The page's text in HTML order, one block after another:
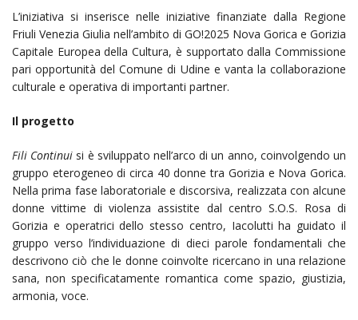
L’iniziativa si inserisce nelle iniziative finanziate dalla Regione
Friuli Venezia Giulia nell’ambito di GO!2025 Nova Gorica e Gorizia
Capitale Europea della Cultura, è supportato dalla Commissione
pari opportunità del Comune di Udine e vanta la collaborazione
culturale e operativa di importanti partner.
Il progetto
Fili Continui si è sviluppato nell’arco di un anno, coinvolgendo un
gruppo eterogeneo di circa 40 donne tra Gorizia e Nova Gorica.
Nella prima fase laboratoriale e discorsiva, realizzata con alcune
donne vittime di violenza assistite dal centro S.O.S. Rosa di
Gorizia e operatrici dello stesso centro, Iacolutti ha guidato il
gruppo verso l’individuazione di dieci parole fondamentali che
descrivono ciò che le donne coinvolte ricercano in una relazione
sana, non specificatamente romantica come spazio, giustizia,
armonia, voce.